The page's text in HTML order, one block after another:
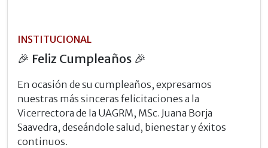
INSTITUCIONAL
🎉 Feliz Cumpleaños 🎉
En ocasión de su cumpleaños, expresamos
nuestras más sinceras felicitaciones a la
Vicerrectora de la UAGRM, MSc. Juana Borja
Saavedra, deseándole salud, bienestar y éxitos
continuos.